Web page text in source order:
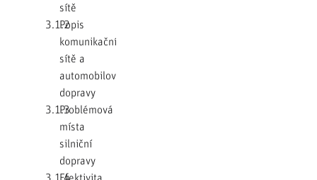
sítě
3.1.2Popis
komunikační
sítě a
automobilové
dopravy
3.1.3Problémová
místa
silniční
dopravy